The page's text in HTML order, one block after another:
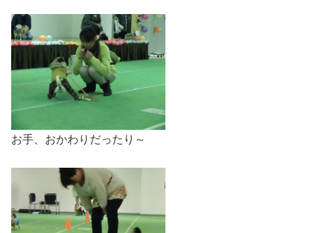
お手、おかわりだったり～